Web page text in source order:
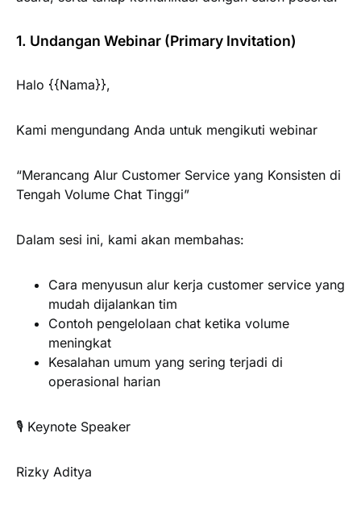
1. Undangan Webinar (Primary Invitation)
Halo {{Nama}},
Kami mengundang Anda untuk mengikuti webinar
“Merancang Alur Customer Service yang Konsisten di
Tengah Volume Chat Tinggi”
Dalam sesi ini, kami akan membahas:
Cara menyusun alur kerja customer service yang
mudah dijalankan tim
Contoh pengelolaan chat ketika volume
meningkat
Kesalahan umum yang sering terjadi di
operasional harian
🎙️ Keynote Speaker
Rizky Aditya